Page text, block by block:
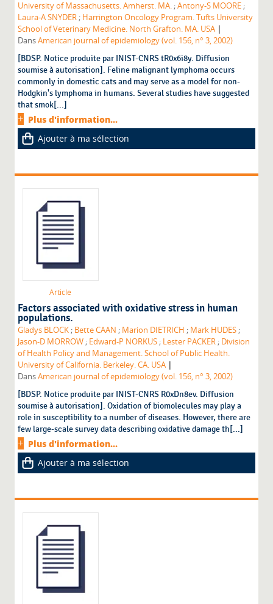
University of Massachusetts. Amherst. MA. ;Antony-S MOORE ;
Laura-A SNYDER ; Harrington Oncology Program. Tufts University
School of Veterinary Medicine. North Grafton. MA. USA |
DansAmerican journal of epidemiology (vol. 156, n° 3, 2002)
[BDSP. Notice produite par INIST-CNRS tR0x6i8y. Diffusion
soumise à autorisation]. Feline malignant lymphoma occurs
commonly in domestic cats and may serve as a model for non-
Hodgkin's lymphoma in humans. Several studies have suggested
that smok[...]
Plus d'information...
Ajouter à ma sélection
Article
Factors associated with oxidative stress in human
populations.
Gladys BLOCK ; Bette CAAN ; Marion DIETRICH ; Mark HUDES ;
Jason-D MORROW ; Edward-P NORKUS ; Lester PACKER ; Division
of Health Policy and Management. School of Public Health.
University of California. Berkeley. CA. USA |
DansAmerican journal of epidemiology (vol. 156, n° 3, 2002)
[BDSP. Notice produite par INIST-CNRS R0xDn8ev. Diffusion
soumise à autorisation]. Oxidation of biomolecules may play a
role in susceptibility to a number of diseases. However, there are
few large-scale survey data describing oxidative damage th[...]
Plus d'information...
Ajouter à ma sélection